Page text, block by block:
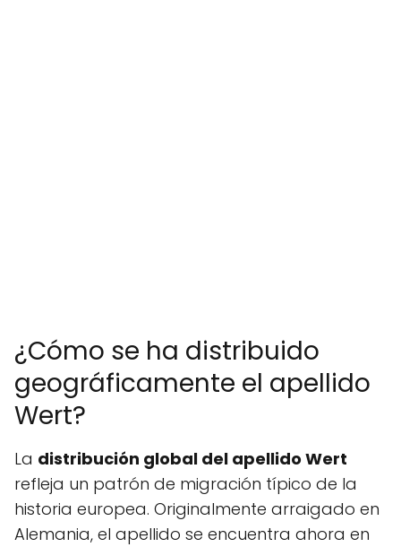
¿Cómo se ha distribuido
geográficamente el apellido
Wert?
La distribución global del apellido Wert
refleja un patrón de migración típico de la
historia europea. Originalmente arraigado en
Alemania, el apellido se encuentra ahora en